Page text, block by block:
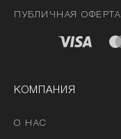
ПУБЛИЧНАЯ ОФЕРТА
КОМПАНИЯ
О НАС